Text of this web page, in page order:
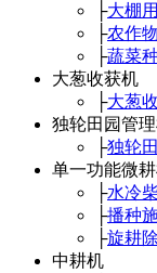
├大棚
├农作
├蔬菜
大葱收获机
├大葱
独轮田园管
├独轮
单一功能微
├水冷
├播种
├旋耕
中耕机